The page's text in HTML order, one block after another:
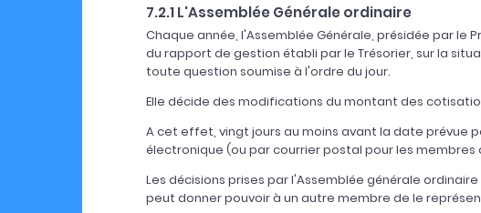
7.2.1 L'Assemblée Générale ordinaire
Chaque année, l'Assemblée Générale, présidée par le
du rapport de gestion établi par le Trésorier, sur la
toute question soumise à l'ordre du jour.
Elle décide des modifications du montant des
A cet effet, vingt jours au moins avant la date prévue
électronique (ou par courrier postal pour les membres
Les décisions prises par l'Assemblée générale
peut donner pouvoir à un autre membre de le